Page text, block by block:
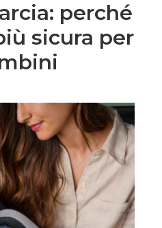
perché
sicura per